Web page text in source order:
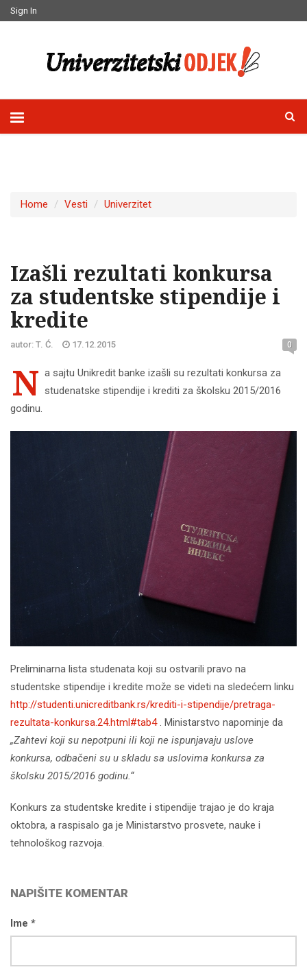
Sign In
Home Vesti Univerzitet
Izašli rezultati konkursa
za studentske stipendije i
kredite
autor: T. Ć. 17.12.2015 0
N a sajtu Unikredit banke izašli su rezultati konkursa za
studenatske stipendije i krediti za školsku 2015/2016
godinu.
Preliminarna lista studenata koji su ostvarili pravo na
studentske stipendije i kredite može se videti na sledećem linku
http://studenti.unicreditbank.rs/krediti-i-stipendije/pretraga-
rezultata-konkursa.24.html#tab4. Ministarstvo napominje da
„Zahtevi koji su nepotpuni ili koji ne ispunjavaju uslove
konkursa, odbačeni su u skladu sa uslovima konkursa za
školsku 2015/2016 godinu.“
Konkurs za studentske kredite i stipendije trajao je do kraja
oktobra, a raspisalo ga je Ministarstvo prosvete, nauke i
tehnološkog razvoja.
NAPIŠITE KOMENTAR
Ime *